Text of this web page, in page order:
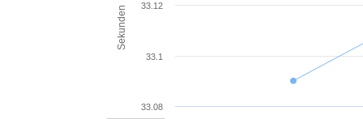
Sekunden
33.08
33.1
33.12